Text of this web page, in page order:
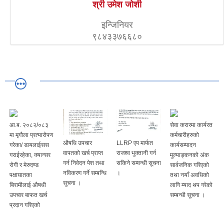
श्री उमेश जोशी
इन्जिनियर
९८४३३७६६८०
आ.ब. २०८२/०८३
मा मृगौला प्रत्यारोपण
गरेका/ डायलाईसस
गराईरहेका, क्यान्सर
रोगी र मेरुदण्ड
पक्षाघातका
बिरामीलाई औषधी
उपचार बाफत खर्च
प्रदान गरिएको
‍‍‍औषधि उपचार
वापतको खर्च प्राप्त
गर्न निवेदन पेश तथा
नविकरण गर्ने सम्बन्धि
सुचना ।
LLRP एप मार्फत
राजश्व भुक्तानी गर्न
सकिने सम्वन्धी सूचना
।
सेवा करारमा कार्यरत
कर्मचारीहरुको
कार्यसम्पादन
मुल्याङ्कनको अंक
सार्वजनिक गरिएको
तथा नयाँ अवधिको
लागि म्याद थप गरेको
सम्बन्धी सूचना ।